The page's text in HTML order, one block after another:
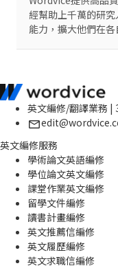
經幫助上千萬的研
能力，擴大他們在各
英文編修/翻譯業務 |
英文編修服務
學術論文英語編修
學位論文英文編修
課堂作業英文編修
留學文件編修
讀書計畫編修
英文推薦信編修
英文履歷編修
英文求職信編修